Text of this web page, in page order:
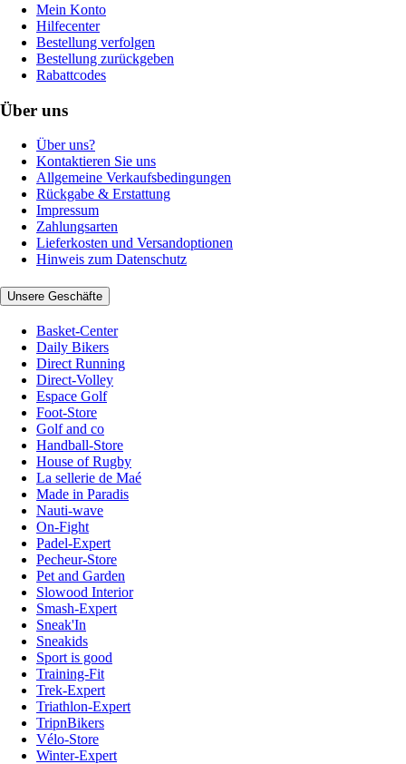
Mein Konto
Hilfecenter
Bestellung verfolgen
Bestellung zurückgeben
Rabattcodes
Über uns
Über uns?
Kontaktieren Sie uns
Allgemeine Verkaufsbedingungen
Rückgabe & Erstattung
Impressum
Zahlungsarten
Lieferkosten und Versandoptionen
Hinweis zum Datenschutz
Unsere Geschäfte
Basket-Center
Daily Bikers
Direct Running
Direct-Volley
Espace Golf
Foot-Store
Golf and co
Handball-Store
House of Rugby
La sellerie de Maé
Made in Paradis
Nauti-wave
On-Fight
Padel-Expert
Pecheur-Store
Pet and Garden
Slowood Interior
Smash-Expert
Sneak'In
Sneakids
Sport is good
Training-Fit
Trek-Expert
Triathlon-Expert
TripnBikers
Vélo-Store
Winter-Expert